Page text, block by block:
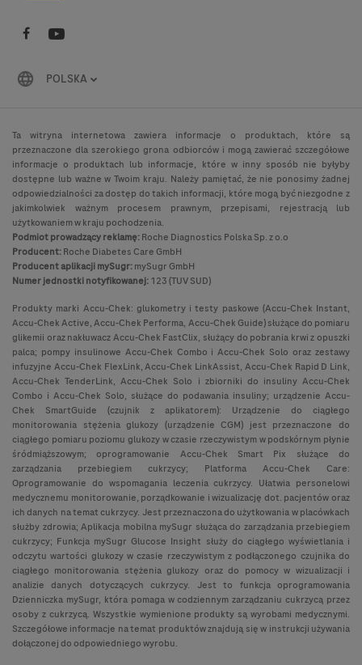
POLSKA
Ta witryna internetowa zawiera informacje o produktach, które są
przeznaczone dla szerokiego grona odbiorców i mogą zawierać szczegółowe
informacje o produktach lub informacje, które w inny sposób nie byłyby
dostępne lub ważne w Twoim kraju. Należy pamiętać, że nie ponosimy żadnej
odpowiedzialności za dostęp do takich informacji, które mogą być niezgodne z
jakimkolwiek ważnym procesem prawnym, przepisami, rejestracją lub
użytkowaniem w kraju pochodzenia.
Podmiot prowadzący reklamę:Roche Diagnostics Polska Sp. z o.o
Producent:Roche Diabetes Care GmbH
Producent aplikacji mySugr:mySugr GmbH
Numer jednostki notyfikowanej:123 (TUV SUD)
Produkty marki Accu-Chek: glukometry i testy paskowe (Accu-Chek Instant,
Accu-Chek Active, Accu-Chek Performa, Accu-Chek Guide) służące do pomiaru
glikemii oraz nakłuwacz Accu-Chek FastClix, służący do pobrania krwi z opuszki
palca; pompy insulinowe Accu-Chek Combo i Accu-Chek Solo oraz zestawy
infuzyjne Accu-Chek FlexLink, Accu-Chek LinkAssist, Accu-Chek Rapid D Link,
Accu-Chek TenderLink, Accu-Chek Solo i zbiorniki do insuliny Accu-Chek
Combo i Accu-Chek Solo, służące do podawania insuliny; urządzenie Accu-
Chek SmartGuide (czujnik z aplikatorem): Urządzenie do ciągłego
monitorowania stężenia glukozy (urządzenie CGM) jest przeznaczone do
ciągłego pomiaru poziomu glukozy w czasie rzeczywistym w podskórnym płynie
śródmiąższowym; oprogramowanie Accu-Chek Smart Pix służące do
zarządzania przebiegiem cukrzycy; Platforma Accu-Chek Care:
Oprogramowanie do wspomagania leczenia cukrzycy. Ułatwia personelowi
medycznemu monitorowanie, porządkowanie i wizualizację dot. pacjentów oraz
ich danych na temat cukrzycy. Jest przeznaczona do użytkowania w placówkach
służby zdrowia; Aplikacja mobilna mySugr służąca do zarządzania przebiegiem
cukrzycy; Funkcja mySugr Glucose Insight służy do ciągłego wyświetlania i
odczytu wartości glukozy w czasie rzeczywistym z podłączonego czujnika do
ciągłego monitorowania stężenia glukozy oraz do pomocy w wizualizacji i
analizie danych dotyczących cukrzycy. Jest to funkcja oprogramowania
Dzienniczka mySugr, która pomaga w codziennym zarządzaniu cukrzycą przez
osoby z cukrzycą. Wszystkie wymienione produkty są wyrobami medycznymi.
Szczegółowe informacje na temat produktów znajdują się w instrukcji używania
dołączonej do odpowiedniego wyrobu.